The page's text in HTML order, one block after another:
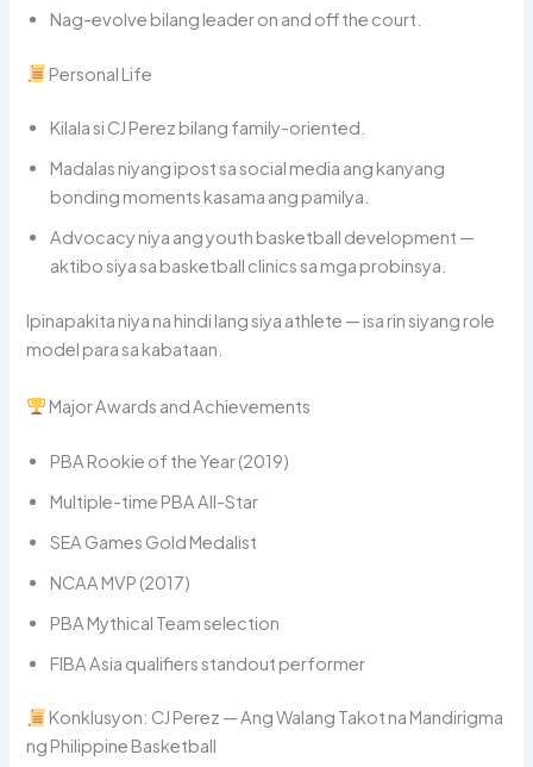
Nag-evolve bilang leader on and off the court.
Personal Life
Kilala si CJ Perez bilang family-oriented.
Madalas niyang ipost sa social media ang kanyang
bonding moments kasama ang pamilya.
Advocacy niya ang youth basketball development —
aktibo siya sa basketball clinics sa mga probinsya.
Ipinapakita niya na hindi lang siya athlete — isa rin siyang role
model para sa kabataan.
Major Awards and Achievements
PBA Rookie of the Year (2019)
Multiple-time PBA All-Star
SEA Games Gold Medalist
NCAA MVP (2017)
PBA Mythical Team selection
FIBA Asia qualifiers standout performer
Konklusyon: CJ Perez — Ang Walang Takot na Mandirigma
ng Philippine Basketball